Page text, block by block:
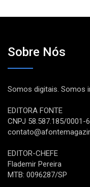
Sobre Nós
Somos digitais. Somos
EDITORA FONTE
CNPJ 58.587.185/0001-
EDITOR-CHEFE
Flademir Pereira
MTB: 0096287/SP